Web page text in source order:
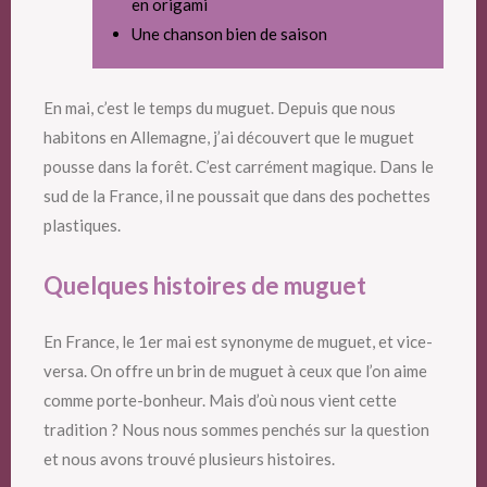
en origami
Une chanson bien de saison
En mai, c’est le temps du muguet. Depuis que nous
habitons en Allemagne, j’ai découvert que le muguet
pousse dans la forêt. C’est carrément magique. Dans le
sud de la France, il ne poussait que dans des pochettes
plastiques.
Quelques histoires de muguet
En France, le 1er mai est synonyme de muguet, et vice-
versa. On offre un brin de muguet à ceux que l’on aime
comme porte-bonheur. Mais d’où nous vient cette
tradition ? Nous nous sommes penchés sur la question
et nous avons trouvé plusieurs histoires.